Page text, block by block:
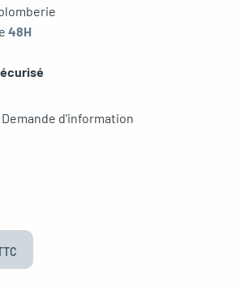
48H
d'information